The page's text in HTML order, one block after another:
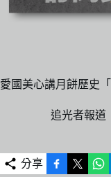
愛國美心講月餅歷史
追光者報道
分享